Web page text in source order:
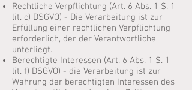
Rechtliche Verpflichtung (Art. 6 Abs. 1 S. 1
lit. c) DSGVO) - Die Verarbeitung ist zur
Erfüllung einer rechtlichen Verpflichtung
erforderlich, der der Verantwortliche
unterliegt.
Berechtigte Interessen (Art. 6 Abs. 1 S. 1
lit. f) DSGVO) - die Verarbeitung ist zur
Wahrung der berechtigten Interessen des